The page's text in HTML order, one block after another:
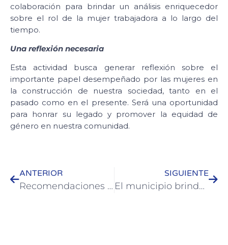
colaboración para brindar un análisis enriquecedor
sobre el rol de la mujer trabajadora a lo largo del
tiempo.
Una reflexión necesaria
Esta actividad busca generar reflexión sobre el
importante papel desempeñado por las mujeres en
la construcción de nuestra sociedad, tanto en el
pasado como en el presente. Será una oportunidad
para honrar su legado y promover la equidad de
género en nuestra comunidad.
ANTERIOR
Recomendaciones del municipio ante las intensas lluvias en la Ciudad
SIGUIENTE
El municipio brinda facilidades de pago y beneficios fiscales para contribuyentes